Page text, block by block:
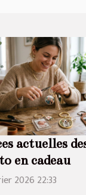
actuelles
en cadeau
2026 22:33